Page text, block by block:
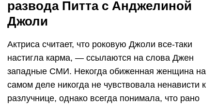
развода Питта с Анджелиной
Джоли
Актриса считает, что роковую Джоли все-таки
настигла карма, — ссылаются на слова Джен
западные СМИ. Некогда обиженная женщина на
самом деле никогда не чувствовала ненависти к
разлучнице, однако всегда понимала, что рано